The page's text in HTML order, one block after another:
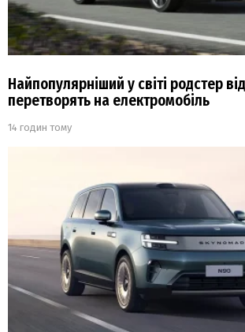
Найпопулярніший у світі родстер
перетворять на електромобіль
14 годин тому